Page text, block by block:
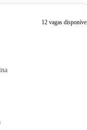
12 vagas